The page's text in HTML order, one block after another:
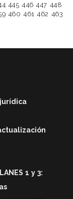
445 446 447 448
460 461 462 463
1 y 3: